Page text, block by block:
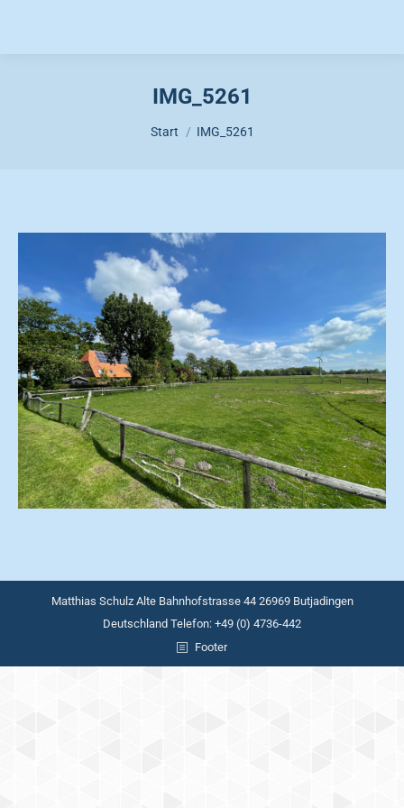
IMG_5261
Sie befinden sich hier:
Start IMG_5261
Matthias Schulz Alte Bahnhofstrasse 44 26969 Butjadingen
Deutschland Telefon: +49 (0) 4736-442
Footer